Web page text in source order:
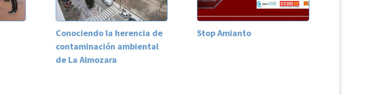
Conociendo la herencia de
contaminación ambiental
de La Almozara
Stop Amianto